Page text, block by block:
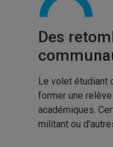
Des
Le volet étudiant
former une
académiques.
militant ou